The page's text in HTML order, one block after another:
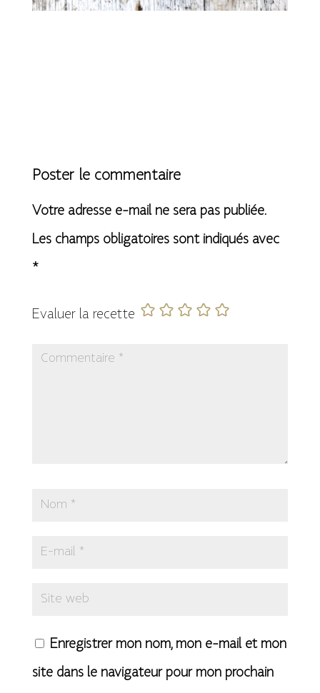
Poster le commentaire
Votre adresse e-mail ne sera pas publiée.
Les champs obligatoires sont indiqués avec
*
Evaluer la recette
Enregistrer mon nom, mon e-mail et mon
site dans le navigateur pour mon prochain